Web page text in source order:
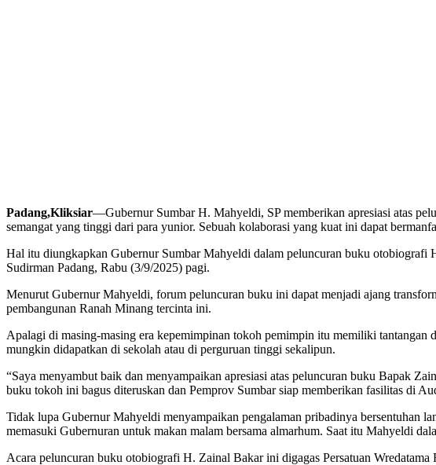
Padang,Kliksiar—Gubernur Sumbar H. Mahyeldi, SP memberikan apresiasi atas
semangat yang tinggi dari para yunior. Sebuah kolaborasi yang kuat ini dapat
Hal itu diungkapkan Gubernur Sumbar Mahyeldi dalam peluncuran buku
Sudirman Padang, Rabu (3/9/2025) pagi.
Menurut Gubernur Mahyeldi, forum peluncuran buku ini dapat menjadi ajang
pembangunan Ranah Minang tercinta ini.
Apalagi di masing-masing era kepemimpinan tokoh pemimpin itu memiliki
mungkin didapatkan di sekolah atau di perguruan tinggi sekalipun.
“Saya menyambut baik dan menyampaikan apresiasi atas peluncuran buku Bapak
buku tokoh ini bagus diteruskan dan Pemprov Sumbar siap memberikan fasilitas di
Tidak lupa Gubernur Mahyeldi menyampaikan pengalaman pribadinya bersentuhan
memasuki Gubernuran untuk makan malam bersama almarhum. Saat itu Mahyeldi
Acara peluncuran buku otobiografi H. Zainal Bakar ini digagas Persatuan